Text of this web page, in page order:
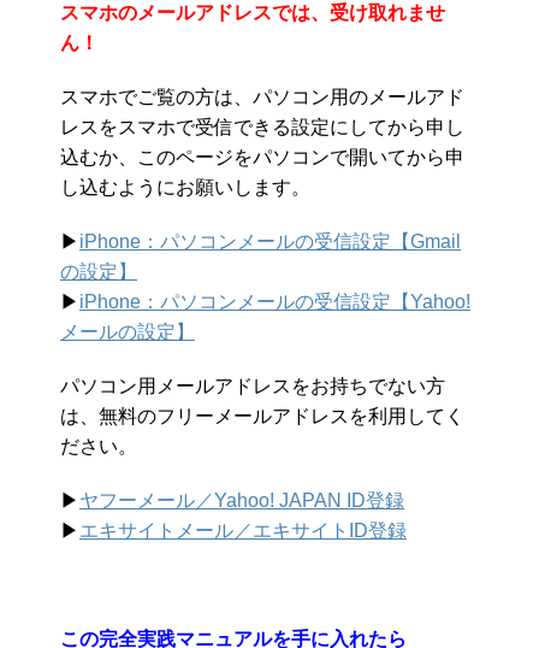
スマホのメールアドレスでは、受け取れませ
ん！
スマホでご覧の方は、パソコン用のメールアド
レスをスマホで受信できる設定にしてから申し
込むか、このページをパソコンで開いてから申
し込むようにお願いします。
▶︎ iPhone：パソコンメールの受信設定【Gmail
の設定】
▶︎ iPhone：パソコンメールの受信設定【Yahoo!
メールの設定】
パソコン用メールアドレスをお持ちでない方
は、無料のフリーメールアドレスを利用してく
ださい。
▶︎ ヤフーメール／Yahoo! JAPAN ID登録
▶︎ エキサイトメール／エキサイトID登録
この完全実践マニュアルを手に入れたら